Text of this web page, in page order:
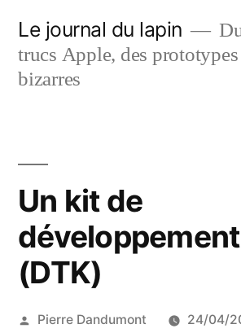
contenu
Le journal du lapin
trucs Apple, des prototypes
bizarres
Un kit de
(DTK)
Publié
Pierre Dandumont
24/04/